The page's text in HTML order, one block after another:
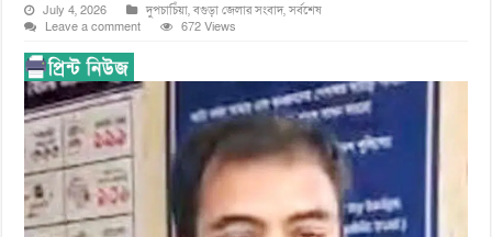
July 4, 2026 দুপচাচিঁয়া,বগুড়া জেলার সংবাদ,সর্বশেষ
Leave a comment
672 Views